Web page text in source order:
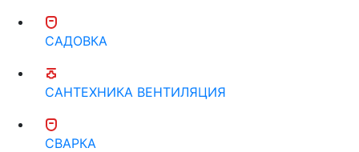
САДОВКА
САНТЕХНИКА ВЕНТИЛЯЦИЯ
СВАРКА